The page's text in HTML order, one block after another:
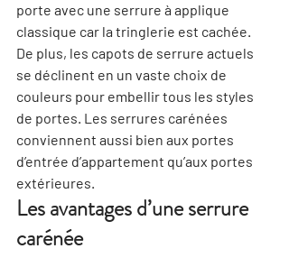
porte avec une serrure à applique
classique car la tringlerie est cachée.
De plus, les capots de serrure actuels
se déclinent en un vaste choix de
couleurs pour embellir tous les styles
de portes. Les serrures carénées
conviennent aussi bien aux portes
d’entrée d’appartement qu’aux portes
extérieures.
Les avantages d’une serrure
carénée